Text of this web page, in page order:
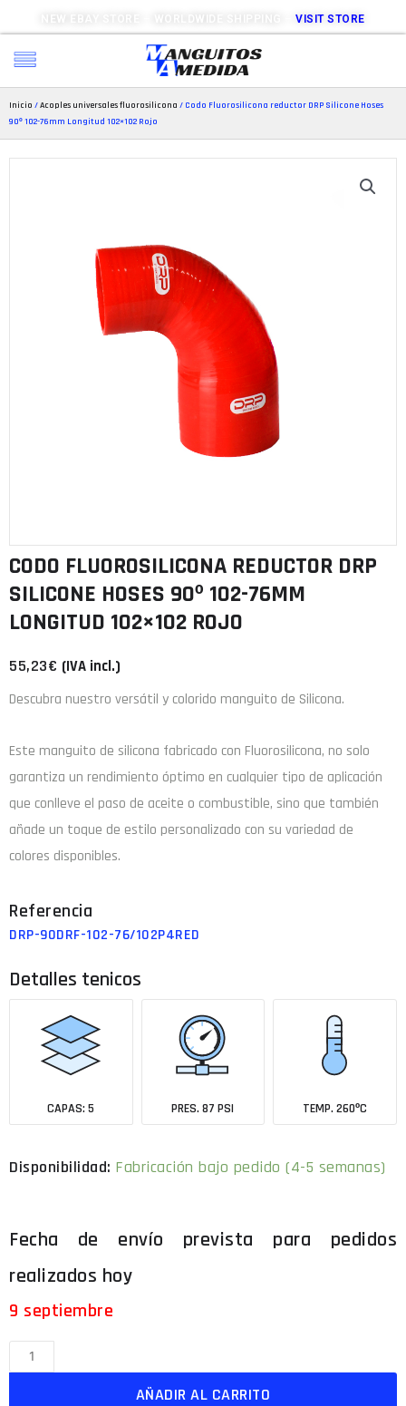
NEW EBAY STORE – WORLDWIDE SHIPPING –VISIT STORE
Inicio /Acoples universales fluorosilicona / Codo Fluorosilicona reductor DRP Silicone Hoses
90º 102-76mm Longitud 102×102 Rojo
CODO FLUOROSILICONA REDUCTOR DRP
SILICONE HOSES 90º 102-76MM
LONGITUD 102×102 ROJO
55,23€ (IVA incl.)
Descubra nuestro versátil y colorido manguito de Silicona.
Este manguito de silicona fabricado con Fluorosilicona, no solo
garantiza un rendimiento óptimo en cualquier tipo de aplicación
que conlleve el paso de aceite o combustible, sino que también
añade un toque de estilo personalizado con su variedad de
colores disponibles.
DRP-90DRF-102-76/102P4RED
Detalles tenicos
CAPAS: 5 PRES. 87 PSI TEMP. 260ºC
Fabricación bajo pedido (4-5 semanas)
9 septiembre
AÑADIR AL CARRITO